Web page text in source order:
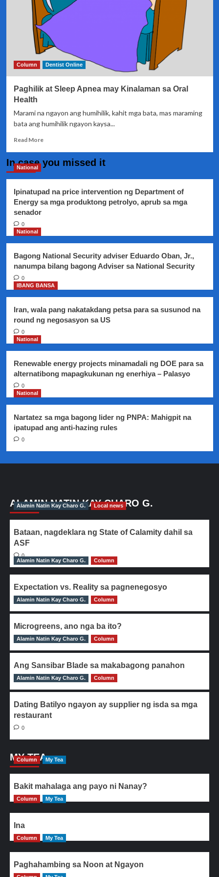
Column Dentist Online
Paghilik at Sleep Apnea may Kinalaman sa Oral
Health
Marami na ngayon ang humihilik, kahit mga bata, mas maraming
bata ang humihilik ngayon kaysa...
Read MoreRead
Paghilik
Apnea
may
In case you missed it
National
Ipinatupad na price intervention ng Department of
Energy sa mga produktong petrolyo, aprub sa mga
senador
0
National
Bagong National Security adviser Eduardo Oban, Jr.,
nanumpa bilang bagong Adviser sa National Security
0
IBANG BANSA
Iran, wala pang nakatakdang petsa para sa susunod na
round ng negosasyon sa US
0
National
Renewable energy projects minamadali ng DOE para sa
alternatibong mapagkukunan ng enerhiya – Palasyo
0
National
Nartatez sa mga bagong lider ng PNPA: Mahigpit na
ipatupad ang anti-hazing rules
0
ALAMIN NATIN KAY CHARO G.
Alamin Natin Kay Charo G. Local news
Bataan, nagdeklara ng State of Calamity dahil sa
ASF
0
Alamin Natin Kay Charo G.
Column
Expectation vs. Reality sa pagnenegosyo
0
Alamin Natin Kay Charo G. Column
Microgreens, ano nga ba ito?
0
Alamin Natin Kay Charo G. Column
Ang Sansibar Blade sa makabagong panahon
0
Alamin Natin Kay Charo G. Column
Dating Batilyo ngayon ay supplier ng isda sa mga
restaurant
0
MY TEA
Column My Tea
Bakit mahalaga ang payo ni Nanay?
Column My Tea
Ina
Column My Tea
Paghahambing sa Noon at Ngayon